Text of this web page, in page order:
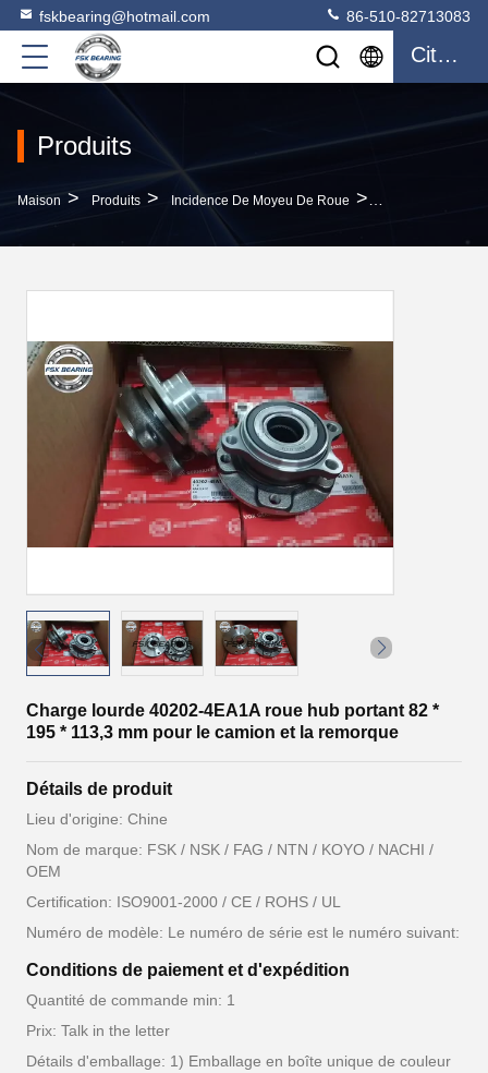
fskbearing@hotmail.com 86-510-82713083
Citation
Produits
Maison > Produits > Incidence De Moyeu De Roue >
Charge lourde 40202-4EA1A roue hub portant 82 *
195 * 113,3 mm pour le camion et la remorque
Détails de produit
Lieu d'origine: Chine
Nom de marque: FSK / NSK / FAG / NTN / KOYO / NACHI /
OEM
Certification: ISO9001-2000 / CE / ROHS / UL
Numéro de modèle: Le numéro de série est le numéro suivant:
Conditions de paiement et d'expédition
Quantité de commande min: 1
Prix: Talk in the letter
Détails d'emballage: 1) Emballage en boîte unique de couleur